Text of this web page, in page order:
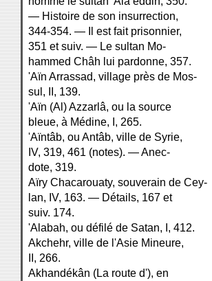
— Histoire de son insurrection,
344-354. — Il est fait prisonnier,
351 et suiv. — Le sultan Mo-
hammed Châh lui pardonne, 357.
'Aïn Arrassad, village près de Mos-
sul, II, 139.
'Aïn (Al) Azzarlâ, ou la source
bleue, à Médine, I, 265.
'Aïntâb, ou Antâb, ville de Syrie,
IV, 319, 461 (notes). — Anec-
dote, 319.
Aïry Chacarouaty, souverain de Cey-
lan, IV, 163. — Détails, 167 et
suiv. 174.
'Alabah, ou défilé de Satan, I, 412.
Akchehr, ville de l'Asie Mineure,
II, 266.
Akhandékân (La route d'), en